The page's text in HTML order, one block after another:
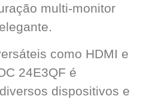
multi-monitor
como HDMI e
24E3QF é
dispositivos e